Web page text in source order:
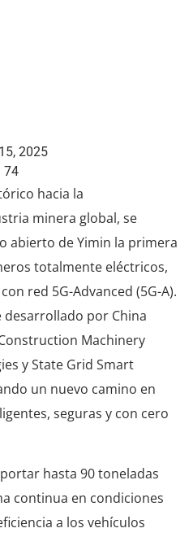
2025
74
hacia la
minera global, se
abierto de Yimin la primera
totalmente eléctricos,
red 5G-Advanced (5G-A).
por China
Machinery
y State Grid Smart
un nuevo camino en
seguras y con cero
hasta 90 toneladas
continua en condiciones
a los vehículos